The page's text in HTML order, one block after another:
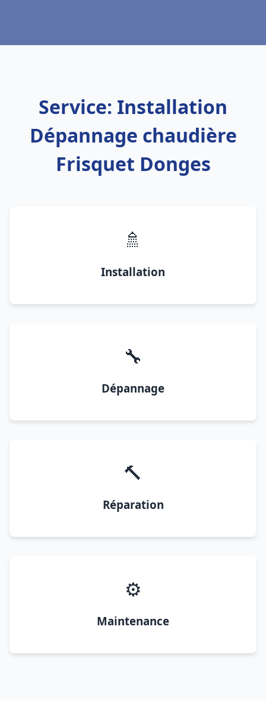
Service: Installation
Dépannage chaudière
Frisquet Donges
🚿
Installation
🔧
Dépannage
🔨
Réparation
⚙️
Maintenance